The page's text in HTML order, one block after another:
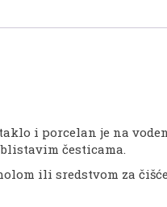
i porcelan je na
česticama.
ili sredstvom za